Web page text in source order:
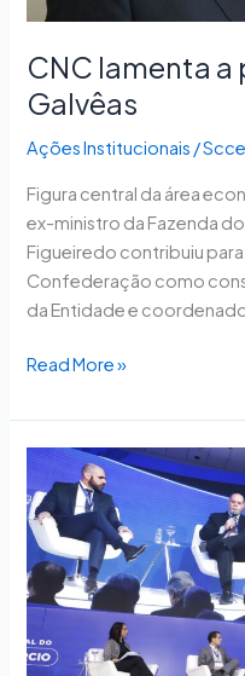
CNC lamenta a
Galvêas
Ações Institucionais /
Figura central da área
ex-ministro da Fazenda
Figueiredo contribuiu
Confederação como
da Entidade e
Read More »
Segundo
dia
encerra
Agenda
Institucional
do
Comércio
com